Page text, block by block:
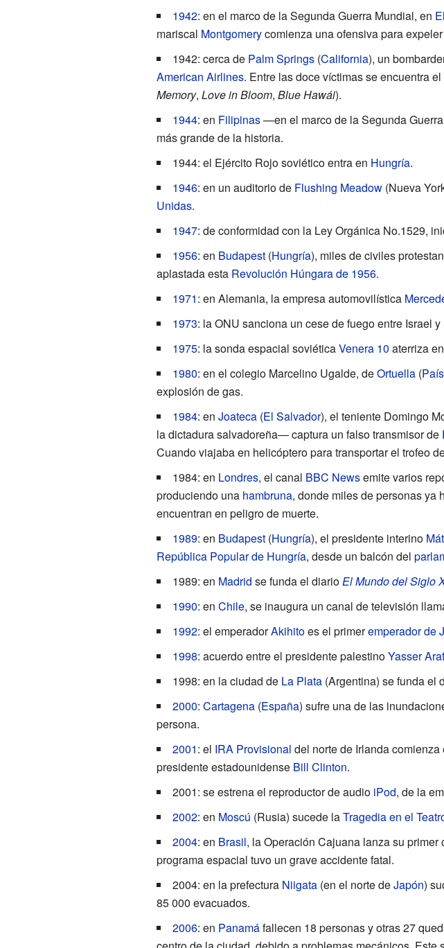
1942: en el marco de la Segunda Guerra Mundial, en
mariscal Montgomerycomienza una ofensiva para
1942: cerca de Palm Springs(California), un
American Airlines. Entre las doce víctimas se encuentra
Memory, Love in Bloom, Blue Hawái).
1944: en Filipinas—en el marco de la Segunda
más grande de la historia.
1944: el Ejército Rojo soviético entra en Hungría.
1946: en un auditorio de Flushing Meadow(Nueva
Unidas.
1947: de conformidad con la Ley Orgánica No.1529,
1956: en Budapest(Hungría), miles de civiles
aplastada esta Revolución Húngara de 1956.
1971: en Alemania, la empresa automovilística
1973: la ONU sanciona un cese de fuego entre Israel
1975: la sonda espacial soviéticaVenera 10 aterriza
1980: en el colegio Marcelino Ugalde, deOrtuella(
explosión de gas.
1984: en Joateca(El Salvador), el teniente Domingo
la dictadura salvadoreña― captura un falso transmisor de
Cuando viajaba en helicóptero para transportar el trofeo
1984: en Londres, el canal BBC Newsemite varios
produciendo una hambruna, donde miles de personas ya
encuentran en peligro de muerte.
1989: en Budapest(Hungría), el presidente interino
República Popular de Hungría, desde un balcón del
1989: en Madrid se funda el diario El Mundo del Siglo
1990: en Chile, se inaugura un canal de televisión
1992: el emperadorAkihitoes el primeremperador de
1998: acuerdo entre el presidente palestinoYasser
1998: en la ciudad de La Plata(Argentina) se funda el
2000: Cartagena(España) sufre una de las
persona.
2001: el IRA Provisional del norte de Irlanda
presidente estadounidense Bill Clinton.
2001: se estrena el reproductor de audio iPod, de la
2002: en Moscú (Rusia) sucede laTragedia en el
2004: en Brasil, la Operación Cajuana lanza su primer
programa espacial tuvo un grave accidente fatal.
2004: en la prefectura Niigata(en el norte deJapón)
85000 evacuados.
2006: en Panamáfallecen 18 personas y otras 27